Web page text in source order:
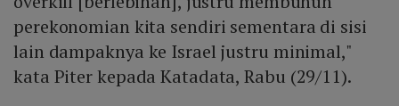
perekonomian kita sendiri sementara di sisi
lain dampaknya ke Israel justru minimal,"
kata Piter kepada Katadata, Rabu (29/11).